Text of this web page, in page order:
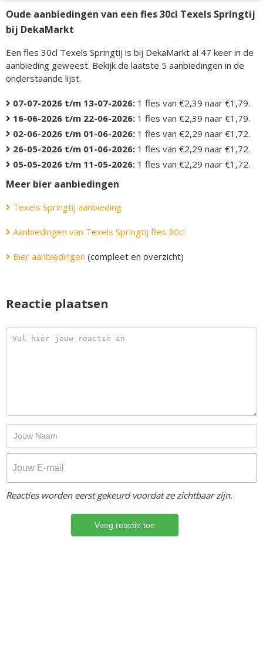
Oude aanbiedingen van een fles 30cl Texels Springtij
bij DekaMarkt
Een fles 30cl Texels Springtij is bij DekaMarkt al 47 keer in de
aanbieding geweest. Bekijk de laatste 5 aanbiedingen in de
onderstaande lijst.
07-07-2026 t/m 13-07-2026: 1 fles van €2,39 naar €1,79.
16-06-2026 t/m 22-06-2026: 1 fles van €2,39 naar €1,79.
02-06-2026 t/m 01-06-2026: 1 fles van €2,29 naar €1,72.
26-05-2026 t/m 01-06-2026: 1 fles van €2,29 naar €1,72.
05-05-2026 t/m 11-05-2026: 1 fles van €2,29 naar €1,72.
Meer bier aanbiedingen
Texels Springtij aanbieding
Aanbiedingen van Texels Springtij fles 30cl
Bier aanbiedingen (compleet en overzicht)
Reactie plaatsen
Reacties worden eerst gekeurd voordat ze zichtbaar zijn.